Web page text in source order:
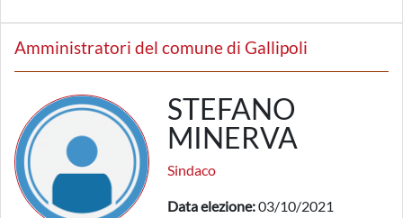
Amministratori del comune di Gallipoli
STEFANO
MINERVA
Sindaco
Data elezione:03/10/2021